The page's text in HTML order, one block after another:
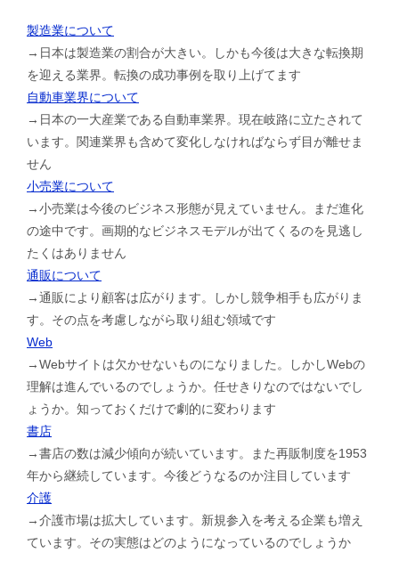
製造業について
→日本は製造業の割合が大きい。しかも今後は大きな転換期
を迎える業界。転換の成功事例を取り上げてます
自動車業界について
→日本の一大産業である自動車業界。現在岐路に立たされて
います。関連業界も含めて変化しなければならず目が離せま
せん
小売業について
→小売業は今後のビジネス形態が見えていません。まだ進化
の途中です。画期的なビジネスモデルが出てくるのを見逃し
たくはありません
通販について
→通販により顧客は広がります。しかし競争相手も広がりま
す。その点を考慮しながら取り組む領域です
Web
→Webサイトは欠かせないものになりました。しかしWebの
理解は進んでいるのでしょうか。任せきりなのではないでし
ょうか。知っておくだけで劇的に変わります
書店
→書店の数は減少傾向が続いています。また再販制度を1953
年から継続しています。今後どうなるのか注目しています
介護
→介護市場は拡大しています。新規参入を考える企業も増え
ています。その実態はどのようになっているのでしょうか